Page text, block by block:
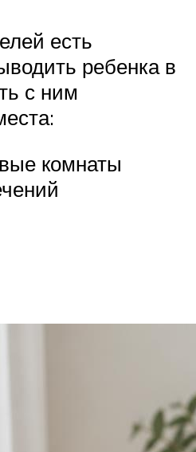
есть
ребенка в
с ним
комнаты